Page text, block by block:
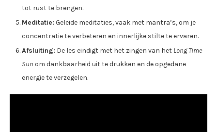
tot rust te brengen.
Meditatie: Geleide meditaties, vaak met mantra’s, om je
concentratie te verbeteren en innerlijke stilte te ervaren.
Afsluiting: De les eindigt met het zingen van het Long Time
Sun om dankbaarheid uit te drukken en de opgedane
energie te verzegelen.